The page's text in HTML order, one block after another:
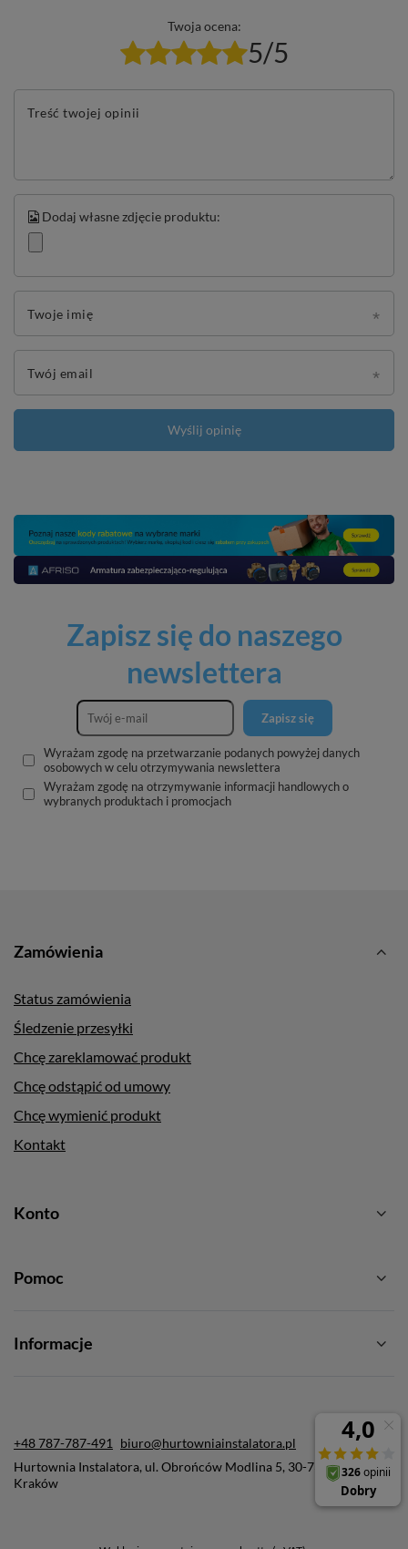
Twoja ocena:
5/5
Treść twojej opinii
Dodaj własne zdjęcie produktu:
Twoje imię
Twój email
Wyślij opinię
Zapisz się do naszego
newslettera
Zapisz się
Wyrażam zgodę na przetwarzanie podanych powyżej danych
osobowych w celu otrzymywania newslettera
Wyrażam zgodę na otrzymywanie informacji handlowych o
wybranych produktach i promocjach
Zamówienia
Status zamówienia
Śledzenie przesyłki
Chcę zareklamować produkt
Chcę odstąpić od umowy
Chcę wymienić produkt
Kontakt
Konto
Pomoc
Informacje
+48 787-787-491
biuro@hurtowniainstalatora.pl
Hurtownia Instalatora, ul. Obrońców Modlina 5, 30-733
Kraków